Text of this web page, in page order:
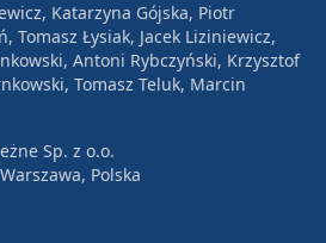
Katarzyna Gójska, Piotr
Tomasz Łysiak, Jacek Liziniewicz,
Antoni Rybczyński, Krzysztof
Tomasz Teluk, Marcin
Sp. z o.o.
Polska